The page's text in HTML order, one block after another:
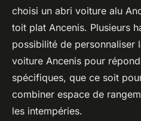
choisi un abri voiture alu
toit plat Ancenis. Plusieurs
possibilité de
voiture Ancenis pour
spécifiques, que ce soit
combiner espace de
les intempéries.